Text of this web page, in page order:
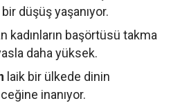
düşüş yaşanıyor.
kadınların başörtüsü takma
daha yüksek.
laik bir ülkede dinin
inanıyor.